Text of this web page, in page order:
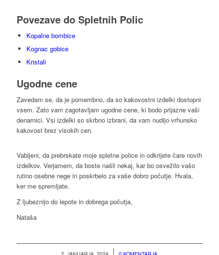
Povezave do Spletnih Polic
Kopalne bombice
Kognac gobice
Kristali
Ugodne cene
Zavedam se, da je pomembno, da so kakovostni izdelki dostopni
vsem. Zato vam zagotavljam ugodne cene, ki bodo prijazne vaši
denarnici. Vsi izdelki so skrbno izbrani, da vam nudijo vrhunsko
kakovost brez visokih cen.
Vabljeni, da prebrskate moje spletne police in odkrijete čare novih
izdelkov. Verjamem, da boste našli nekaj, kar bo osvežilo vašo
rutino osebne nege in poskrbelo za vaše dobro počutje. Hvala,
ker me spremljate.
Z ljubeznijo do lepote in dobrega počutja,
Nataša